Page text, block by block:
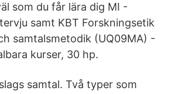
som du får lära dig MI -
samt KBT Forskningsetik
samtalsmetodik (UQ09MA) -
kurser, 30 hp.
samtal. Två typer som